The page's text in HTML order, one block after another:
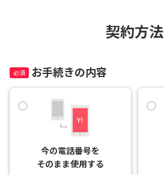
契約方法
お手続きの内容
今の電話番号を
そのまま使用する